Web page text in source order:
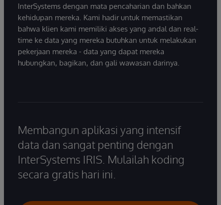
InterSystems dengan mata pencaharian dan bahkan
kehidupan mereka. Kami hadir untuk memastikan
bahwa klien kami memiliki akses yang andal dan real-
time ke data yang mereka butuhkan untuk melakukan
pekerjaan mereka - data yang dapat mereka
hubungkan, bagikan, dan gali wawasan darinya.
Membangun aplikasi yang intensif
data dan sangat penting dengan
InterSystems IRIS. Mulailah koding
secara gratis hari ini.